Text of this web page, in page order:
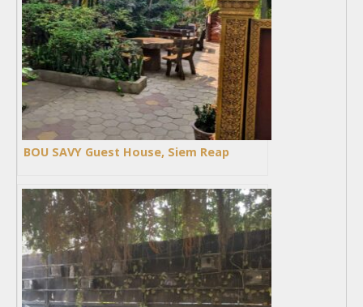
BOU SAVY Guest House, Siem Reap